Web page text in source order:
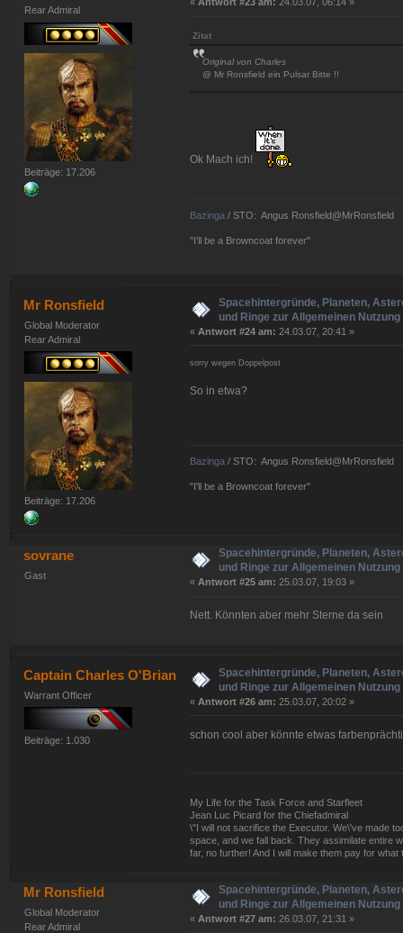
Rear Admiral
Beiträge: 17.206
Zitat
Original von Charles
@ Mr Ronsfield ein Pulsar Bitte !!
Ok Mach ich!
Bazinga/ STO: Angus Ronsfield@MrRonsfield
"I'll be a Browncoat forever"
Mr Ronsfield
Global Moderator
Rear Admiral
Beiträge: 17.206
Spacehintergründe, Planeten,
und Ringe zur Allgemeinen
« Antwort #24 am: 24.03.07, 20:41 »
sorry wegen Doppelpost
So in etwa?
Bazinga/ STO: Angus Ronsfield@MrRonsfield
"I'll be a Browncoat forever"
sovrane
Gast
Spacehintergründe, Planeten,
und Ringe zur Allgemeinen
« Antwort #25 am: 25.03.07, 19:03 »
Nett. Könnten aber mehr Sterne da sein
Captain Charles O'Brian
Warrant Officer
Beiträge: 1.030
Spacehintergründe, Planeten,
und Ringe zur Allgemeinen
« Antwort #26 am: 25.03.07, 20:02 »
schon cool aber könnte etwas
My Life for the Task Force and Starfleet
Jean Luc Picard for the Chiefadmiral
\"I will not sacrifice the Executor. We\'ve made
space, and we fall back. They assimilate entire
far, no further! And I will make them pay for what
Mr Ronsfield
Global Moderator
Rear Admiral
Spacehintergründe, Planeten,
und Ringe zur Allgemeinen
« Antwort #27 am: 26.03.07, 21:31 »